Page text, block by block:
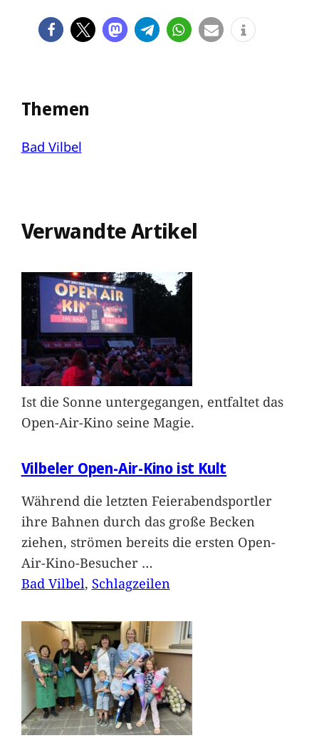
Themen
Bad Vilbel
Verwandte Artikel
Ist die Sonne untergegangen, entfaltet das
Open-Air-Kino seine Magie.
Vilbeler Open-Air-Kino ist Kult
Während die letzten Feierabendsportler
ihre Bahnen durch das große Becken
ziehen, strömen bereits die ersten Open-
Air-Kino-Besucher …
Bad Vilbel, Schlagzeilen